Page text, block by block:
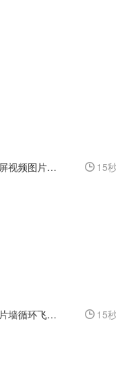
分屏视频图片通用模板展示二 15
照片墙循环飞照片视频相册企业商务 15